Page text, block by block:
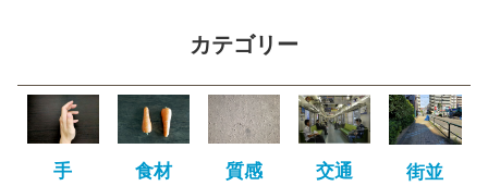
カテゴリー
手 食材 質感 交通 街並